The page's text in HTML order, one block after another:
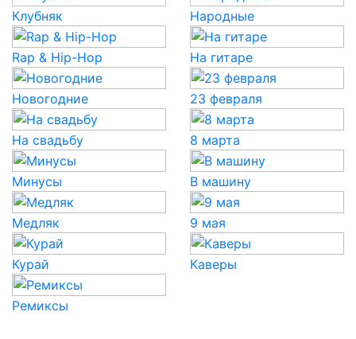
Клубняк Народные
Rap & Hip-Hop На гитаре
Новогодние 23 февраля
На свадьбу 8 марта
Минусы В машину
Медляк 9 мая
Курай Каверы
Ремиксы